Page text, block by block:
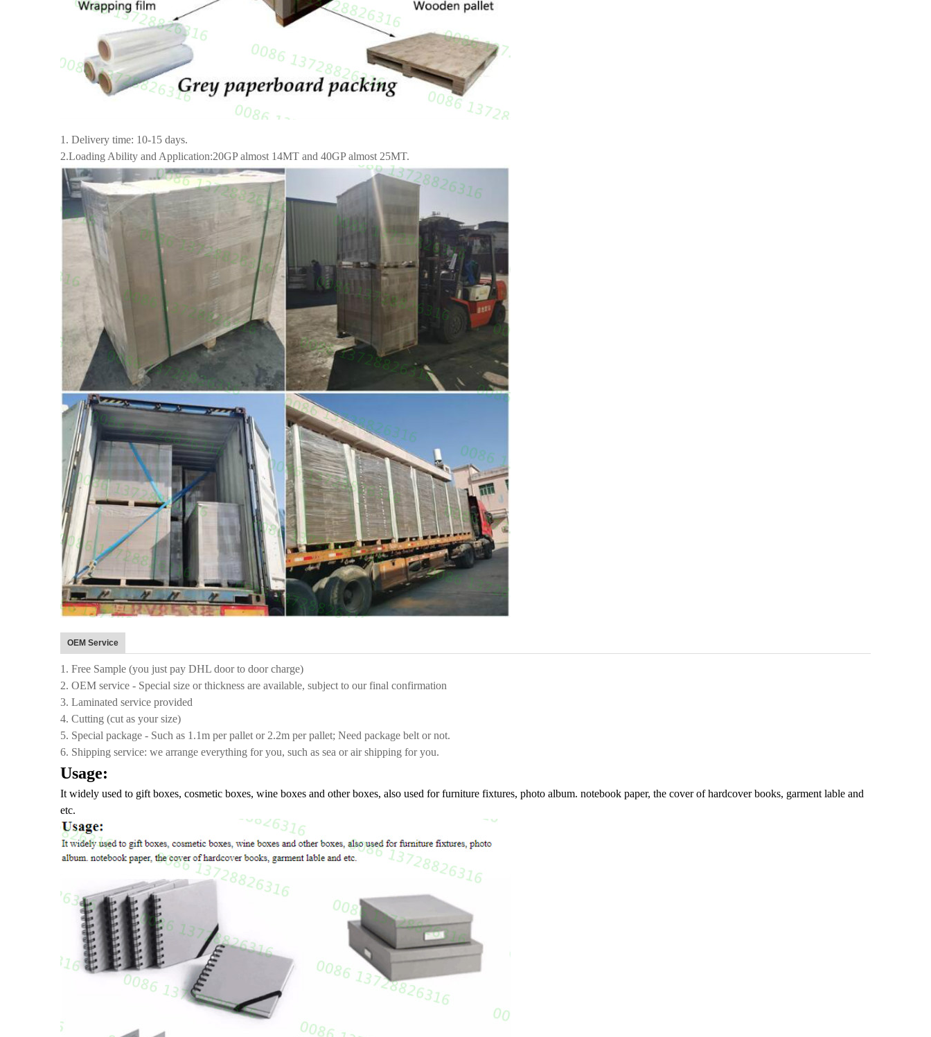
1. Delivery time: 10-15 days.
2.Loading Ability and Application:20GP almost 14MT and 40GP almost 25MT.
OEM Service
1. Free Sample (you just pay DHL door to door charge)
2. OEM service - Special size or thickness are available, subject to our final confirmation
3. Laminated service provided
4. Cutting (cut as your size)
5. Special package - Such as 1.1m per pallet or 2.2m per pallet; Need package belt or not.
6. Shipping service: we arrange everything for you, such as sea or air shipping for you.
Usage:
It widely used to gift boxes, cosmetic boxes, wine boxes and other boxes, also used for furniture fixtures, photo album. notebook paper, the cover of hardcover books, garment lable and
etc.